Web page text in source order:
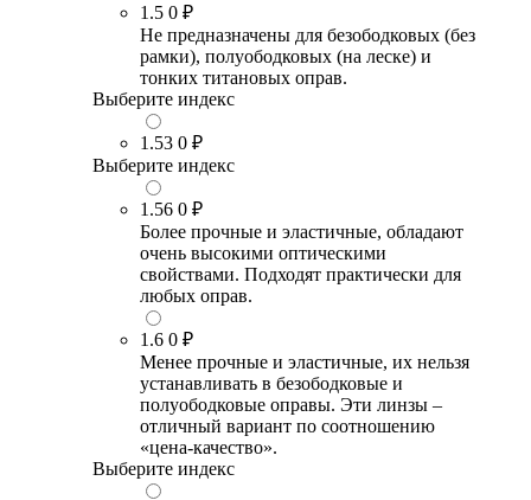
1.5 0 ₽
Не предназначены для безободковых (без
рамки), полуободковых (на леске) и
тонких титановых оправ.
Выберите индекс
1.53 0 ₽
Выберите индекс
1.56 0 ₽
Более прочные и эластичные, обладают
очень высокими оптическими
свойствами. Подходят практически для
любых оправ.
1.6 0 ₽
Менее прочные и эластичные, их нельзя
устанавливать в безободковые и
полуободковые оправы. Эти линзы –
отличный вариант по соотношению
«цена-качество».
Выберите индекс